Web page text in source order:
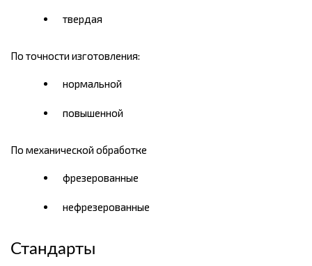
твердая
По точности изготовления:
нормальной
повышенной
По механической обработке
фрезерованные
нефрезерованные
Стандарты